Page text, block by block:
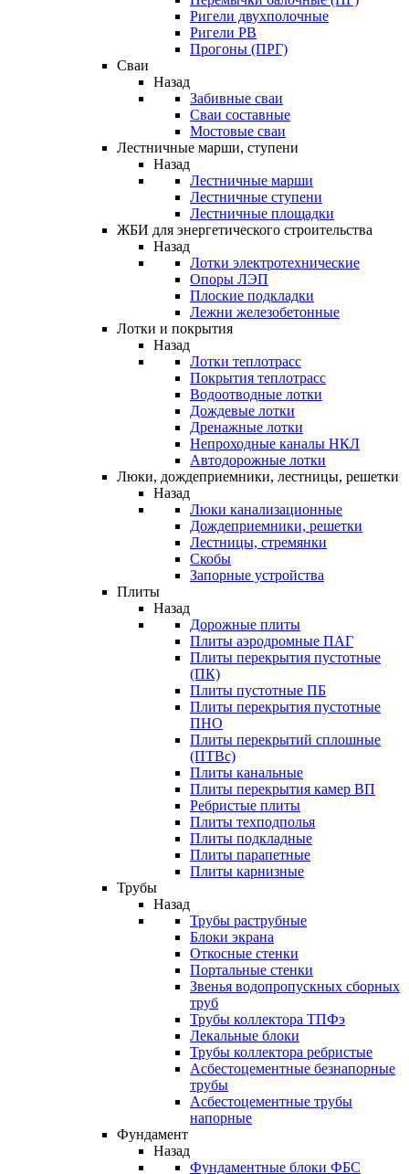
Ригели двухполочные
Ригели РВ
Прогоны (ПРГ)
Сваи
Назад
Забивные сваи
Сваи составные
Мостовые сваи
Лестничные марши, ступени
Назад
Лестничные марши
Лестничные ступени
Лестничные площадки
ЖБИ для энергетического строительства
Назад
Лотки электротехнические
Опоры ЛЭП
Плоские подкладки
Лежни железобетонные
Лотки и покрытия
Назад
Лотки теплотрасс
Покрытия теплотрасс
Водоотводные лотки
Дождевые лотки
Дренажные лотки
Непроходные каналы НКЛ
Автодорожные лотки
Люки, дождеприемники, лестницы, решетки
Назад
Люки канализационные
Дождеприемники, решетки
Лестницы, стремянки
Скобы
Запорные устройства
Плиты
Назад
Дорожные плиты
Плиты аэродромные ПАГ
Плиты перекрытия пустотные
(ПК)
Плиты пустотные ПБ
Плиты перекрытия пустотные
ПНО
Плиты перекрытий сплошные
(ПТВс)
Плиты канальные
Плиты перекрытия камер ВП
Ребристые плиты
Плиты техподполья
Плиты подкладные
Плиты парапетные
Плиты карнизные
Трубы
Назад
Трубы раструбные
Блоки экрана
Откосные стенки
Портальные стенки
Звенья водопропускных сборных
труб
Трубы коллектора ТПФэ
Лекальные блоки
Трубы коллектора ребристые
Асбестоцементные безнапорные
трубы
Асбестоцементные трубы
напорные
Фундамент
Назад
Фундаментные блоки ФБС